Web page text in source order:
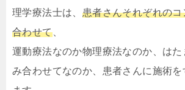
理学療法士は、 患者さんそれぞれの
合わせて、
運動療法なのか物理療法なのか、はた
み合わせてなのか、患者さんに施術を